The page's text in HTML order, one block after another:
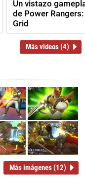
Un vistazo
de Power
Grid
Más videos (4)
Más imágenes (12)